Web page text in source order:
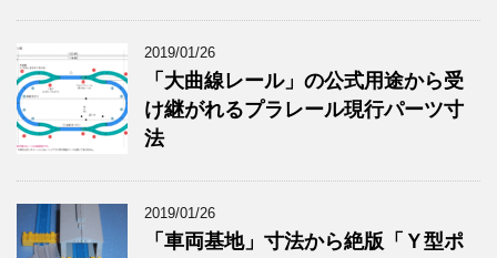
2019/01/26
「大曲線レール」の公式用途から受
け継がれるプラレール現行パーツ寸
法
2019/01/26
「車両基地」寸法から絶版「Ｙ型ポ